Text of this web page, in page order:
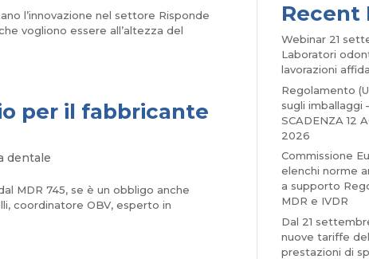
l’innovazione nel settore Risponde
vogliono essere all’altezza del
per il fabbricante
dentale
MDR 745, se è un obbligo anche
coordinatore OBV, esperto in
Recent
Webinar 21
Laboratori
lavorazioni
Regolamento
sugli imballaggi
SCADENZA 12
2026
Commissione
elenchi norme
a supporto
MDR e IVDR
Dal 21
nuove tariffe
prestazioni di